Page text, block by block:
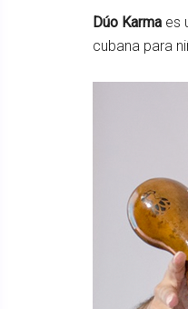
Dúo Karma es
cubana para